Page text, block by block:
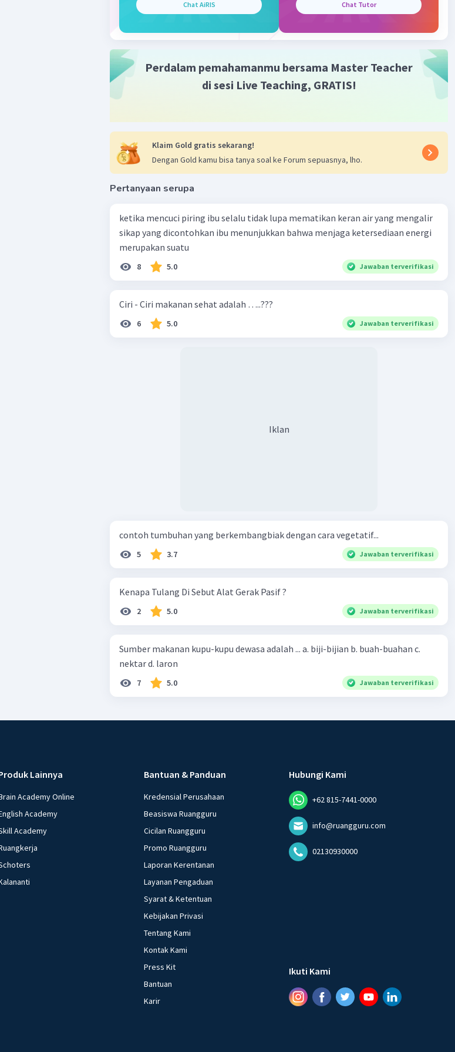
Chat AiRIS Chat Tutor
Perdalam pemahamanmu bersama Master Teacher
di sesi Live Teaching, GRATIS!
Klaim Gold gratis sekarang!
Dengan Gold kamu bisa tanya soal ke Forum sepuasnya, lho.
Pertanyaan serupa
ketika mencuci piring ibu selalu tidak lupa mematikan keran air yang mengalir
sikap yang dicontohkan ibu menunjukkan bahwa menjaga ketersediaan energi
merupakan suatu
8 5.0 Jawaban terverifikasi
Ciri - Ciri makanan sehat adalah …..???
6 5.0 Jawaban terverifikasi
Iklan
contoh tumbuhan yang berkembangbiak dengan cara vegetatif...
5 3.7 Jawaban terverifikasi
Kenapa Tulang Di Sebut Alat Gerak Pasif ?
2 5.0 Jawaban terverifikasi
Sumber makanan kupu-kupu dewasa adalah ... a. biji-bijian b. buah-buahan c.
nektar d. laron
7 5.0 Jawaban terverifikasi
Lainnya
Academy Online
Academy
Academy
Bantuan & Panduan
Kredensial Perusahaan
Beasiswa Ruangguru
Cicilan Ruangguru
Promo Ruangguru
Laporan Kerentanan
Layanan Pengaduan
Syarat & Ketentuan
Kebijakan Privasi
Tentang Kami
Kontak Kami
Press Kit
Bantuan
Karir
Hubungi Kami
+62 815-7441-0000
info@ruangguru.com
02130930000
Ikuti Kami